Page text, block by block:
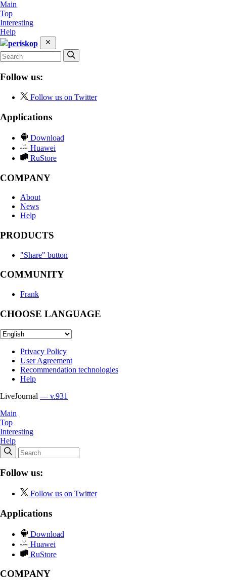
Main
Top
Interesting
Help
periskop
Follow us:
Follow us on Twitter
Applications
Download
Huawei
RuStore
COMPANY
About
News
Help
PRODUCTS
"Share" button
COMMUNITY
Frank
CHOOSE LANGUAGE
Privacy Policy
User Agreement
Recommendation technologies
Help
LiveJournal — v.931
Main
Top
Interesting
Help
Follow us:
Follow us on Twitter
Applications
Download
Huawei
RuStore
COMPANY